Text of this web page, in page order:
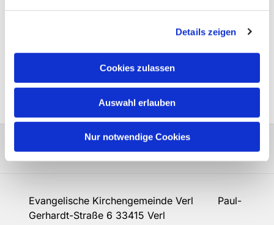
Details zeigen
Cookies zulassen
Auswahl erlauben
Nur notwendige Cookies
Evangelische Kirchengemeinde Verl Paul-
Gerhardt-Straße 6 33415 Verl